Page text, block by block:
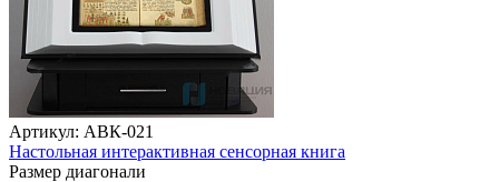
Артикул: АВК-021
Настольная интерактивная сенсорная книга
Размер диагонали